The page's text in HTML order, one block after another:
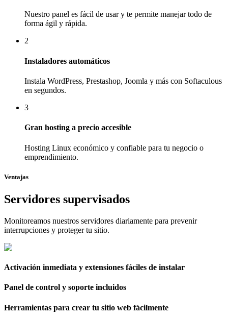
Nuestro panel es fácil de usar y te permite manejar todo de
forma ágil y rápida.
2
Instaladores automáticos
Instala WordPress, Prestashop, Joomla y más con Softaculous
en segundos.
3
Gran hosting a precio accesible
Hosting Linux económico y confiable para tu negocio o
emprendimiento.
Ventajas
Servidores supervisados
Monitoreamos nuestros servidores diariamente para prevenir
interrupciones y proteger tu sitio.
Activación inmediata y extensiones fáciles de instalar
Panel de control y soporte incluidos
Herramientas para crear tu sitio web fácilmente